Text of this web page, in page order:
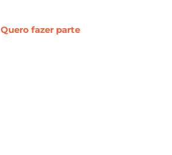
Quero fazer parte